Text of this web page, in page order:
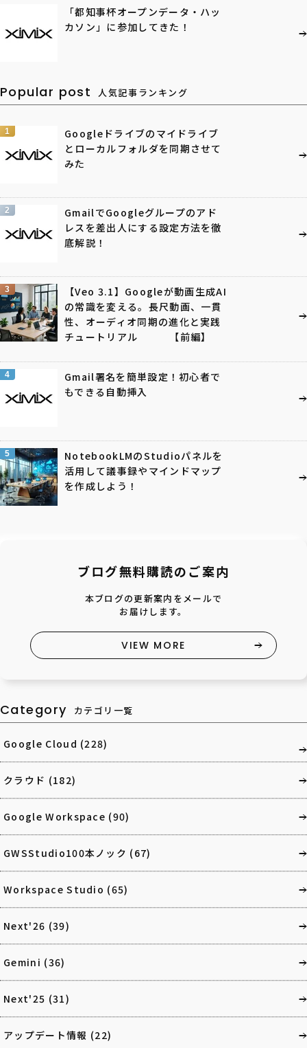
「都知事杯オープンデータ・ハッ
カソン」に参加してきた！
Popular post 人気記事ランキング
1
Googleドライブのマイドライブ
とローカルフォルダを同期させて
みた
2
GmailでGoogleグループのアド
レスを差出人にする設定方法を徹
底解説！
3
【Veo 3.1】Googleが動画生成AI
の常識を変える。長尺動画、一貫
性、オーディオ同期の進化と実践
チュートリアル 【前編】
4
Gmail署名を簡単設定！初心者で
もできる自動挿入
5
NotebookLMのStudioパネルを
活用して議事録やマインドマップ
を作成しよう！
ブログ無料購読のご案内
本ブログの更新案内をメールで
お届けします。
VIEW MORE
Category カテゴリ一覧
Google Cloud (228)
クラウド (182)
Google Workspace (90)
GWSStudio100本ノック (67)
Workspace Studio (65)
Next'26 (39)
Gemini (36)
Next'25 (31)
アップデート情報 (22)